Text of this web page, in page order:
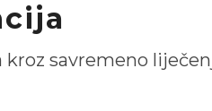
kroz savremeno